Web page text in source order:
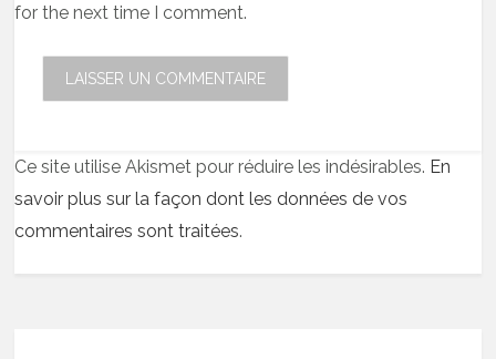
for the next time I comment.
Ce site utilise Akismet pour réduire les indésirables. En
savoir plus sur la façon dont les données de vos
commentaires sont traitées.